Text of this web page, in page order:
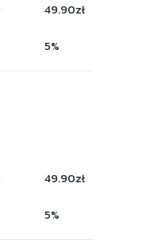
49.90zł
5%
49.90zł
5%